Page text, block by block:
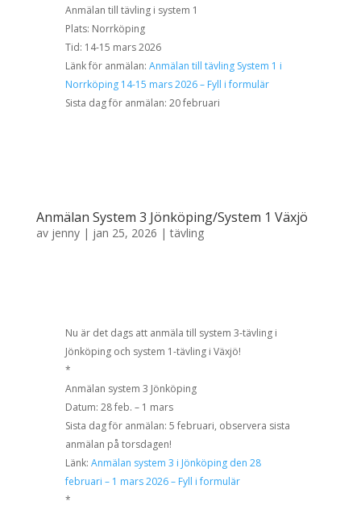
Anmälan till tävling i system 1
Plats: Norrköping
Tid: 14-15 mars 2026
Länk för anmälan: Anmälan till tävling System 1 i
Norrköping 14-15 mars 2026 – Fyll i formulär
Sista dag för anmälan: 20 februari
Anmälan System 3 Jönköping/System 1 Växjö
av jenny| jan 25, 2026 |tävling
Nu är det dags att anmäla till system 3-tävling i
Jönköping och system 1-tävling i Växjö!
*
Anmälan system 3 Jönköping
Datum: 28 feb. – 1 mars
Sista dag för anmälan: 5 februari, observera sista
anmälan på torsdagen!
Länk: Anmälan system 3 i Jönköping den 28
februari – 1 mars 2026 – Fyll i formulär
*